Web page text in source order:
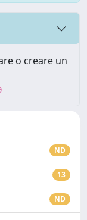
o creare un
ND
13
ND